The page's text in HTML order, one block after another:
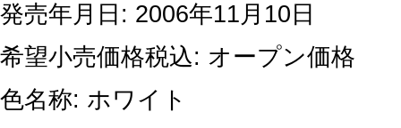
発売年月日: 2006年11月10日
希望小売価格税込: オープン価格
色名称: ホワイト